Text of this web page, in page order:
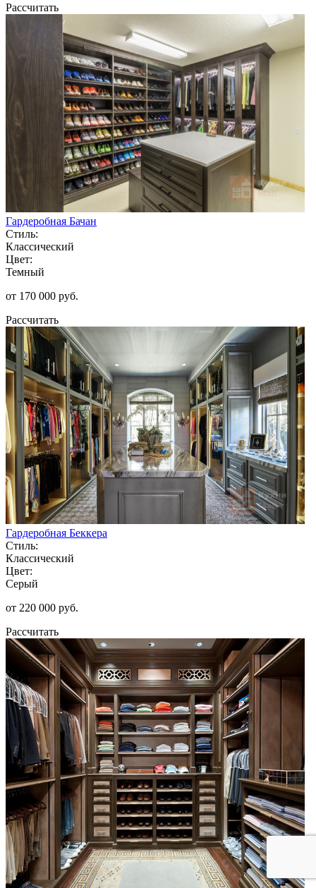
Рассчитать
Гардеробная Бачан
Стиль:
Классический
Цвет:
Темный
от 170 000 руб.
Рассчитать
Гардеробная Беккера
Стиль:
Классический
Цвет:
Серый
от 220 000 руб.
Рассчитать